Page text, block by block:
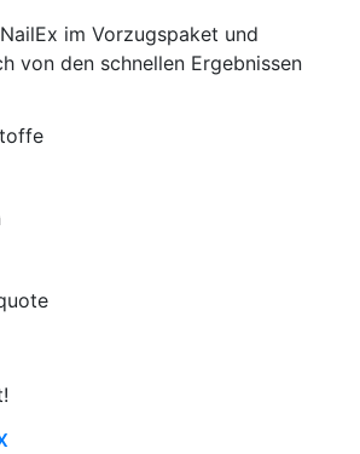
im Vorzugspaket und
von den schnellen Ergebnissen